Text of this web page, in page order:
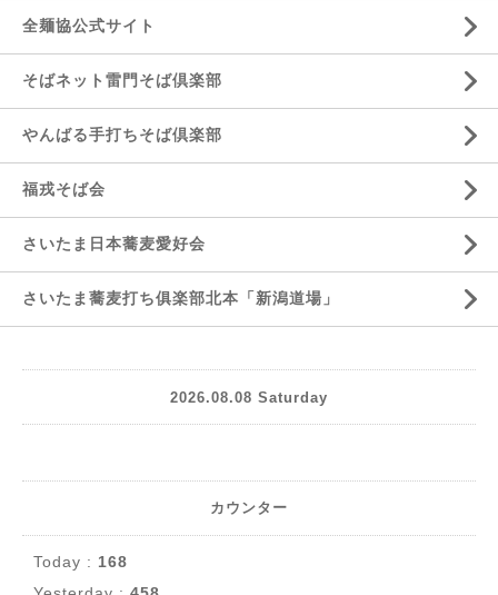
全麺協公式サイト
そばネット雷門そば倶楽部
やんばる手打ちそば倶楽部
福戎そば会
さいたま日本蕎麦愛好会
さいたま蕎麦打ち俱楽部北本「新潟道場」
2026.08.08 Saturday
カウンター
Today : 168